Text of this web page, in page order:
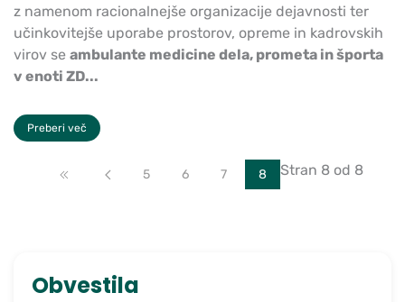
Obvestila
z namenom racionalnejše organizacije dejavnosti ter
učinkovitejše uporabe prostorov, opreme in kadrovskih
virov se ambulante medicine dela, prometa in športa
v enoti ZD...
Preberi več
Začetek Nazaj5 6 7 8 Stran 8 od 8